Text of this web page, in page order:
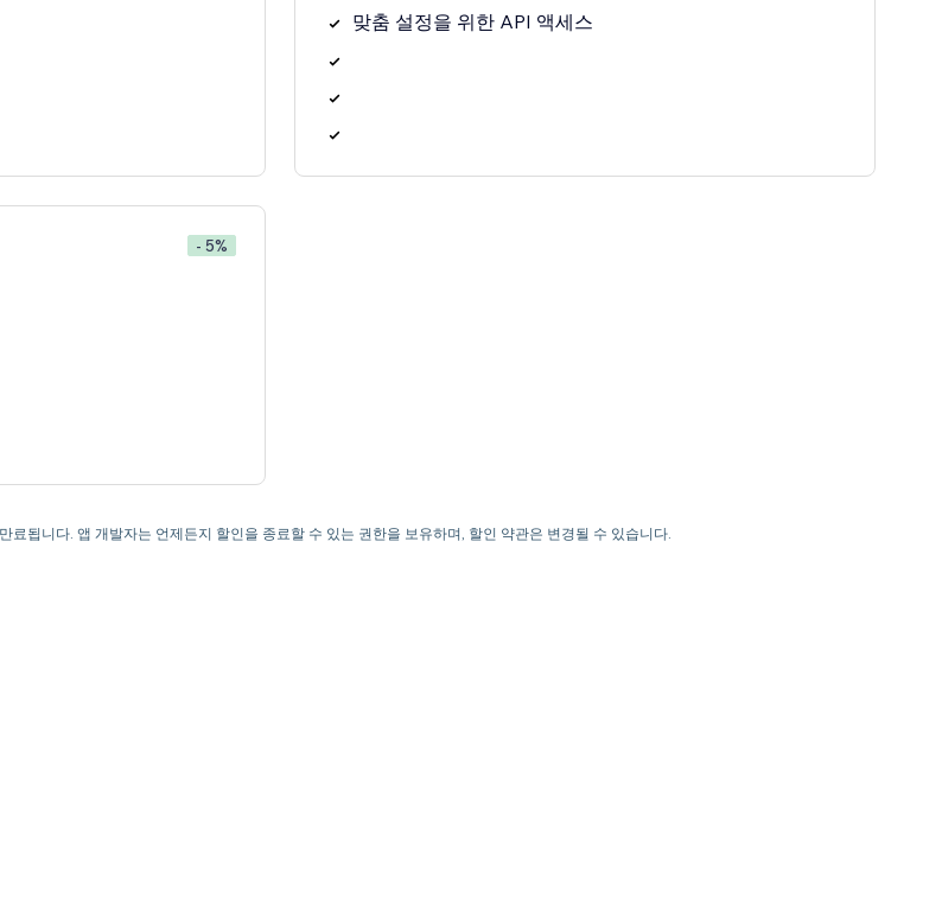
맞춤 설정을 위한 API 액세스
- 5%
됩니다. 앱 개발자는 언제든지 할인을 종료할 수 있는 권한을 보유하며, 할인 약관은 변경될 수 있습니다.